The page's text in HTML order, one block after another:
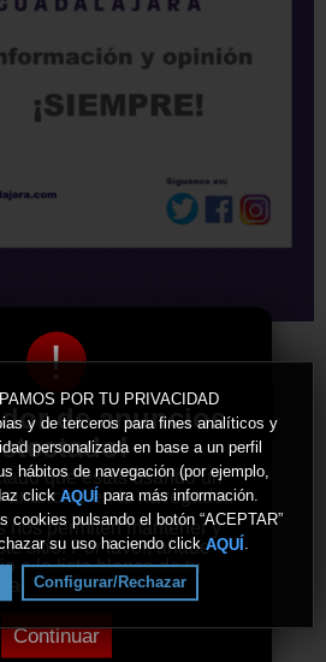
!
de anuncios
que estás usando un
anuncios en tu navegador.
nos permiten mantener y
sitio. Por favor, añade
a la lista blanca de tu
de anuncios.
Continuar
POR TU PRIVACIDAD
y de terceros para fines analíticos y
personalizada en base a un perfil
hábitos de navegación (por ejemplo,
click AQUÍ para más información.
cookies pulsando el botón “ACEPTAR”
su uso haciendo click AQUÍ .
Configurar/Rechazar